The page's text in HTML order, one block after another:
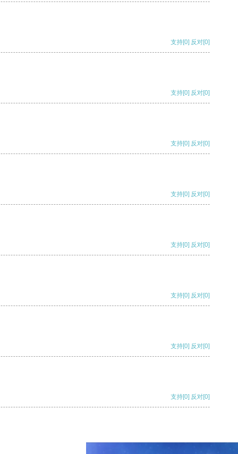
支持[0] 反对[0]
支持[0] 反对[0]
支持[0] 反对[0]
支持[0] 反对[0]
支持[0] 反对[0]
支持[0] 反对[0]
支持[0] 反对[0]
支持[0] 反对[0]